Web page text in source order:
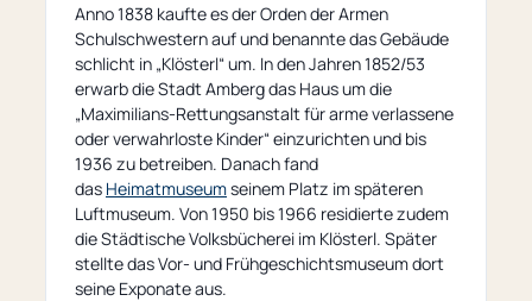
Anno 1838 kaufte es der Orden der Armen
Schulschwestern auf und benannte das Gebäude
schlicht in „Klösterl“ um. In den Jahren 1852/53
erwarb die Stadt Amberg das Haus um die
„Maximilians-Rettungsanstalt für arme verlassene
oder verwahrloste Kinder“ einzurichten und bis
1936 zu betreiben. Danach fand
das Heimatmuseumseinem Platz im späteren
Luftmuseum. Von 1950 bis 1966 residierte zudem
die Städtische Volksbücherei im Klösterl. Später
stellte das Vor- und Frühgeschichtsmuseum dort
seine Exponate aus.